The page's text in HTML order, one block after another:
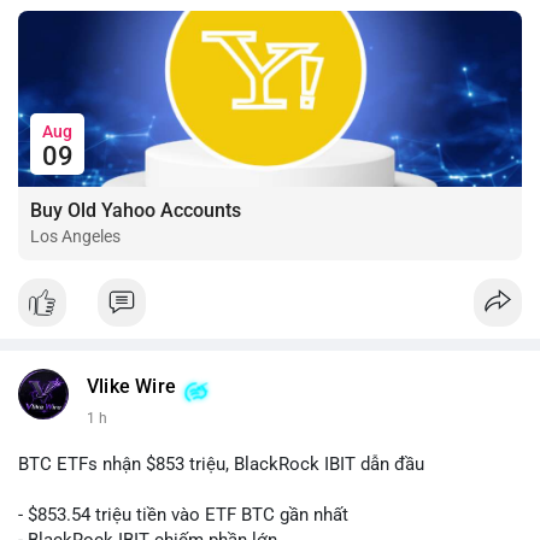
Aug
09
Buy Old Yahoo Accounts
Los Angeles
Vlike Wire
1 h
BTC ETFs nhận $853 triệu, BlackRock IBIT dẫn đầu
- $853.54 triệu tiền vào ETF BTC gần nhất